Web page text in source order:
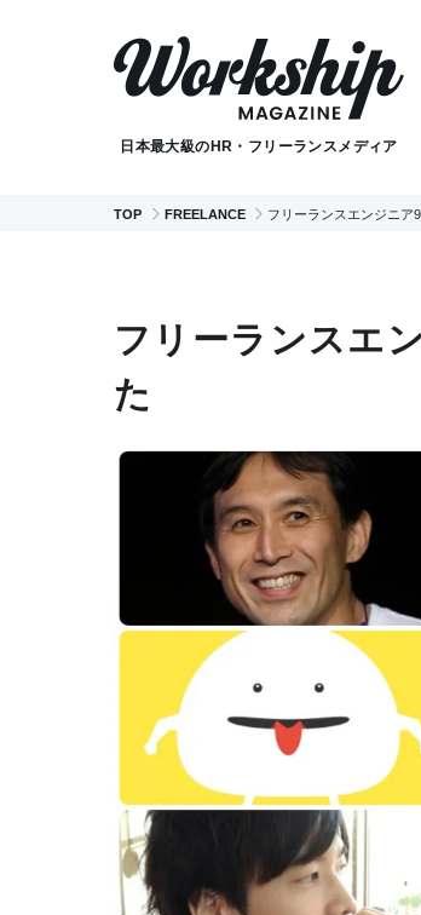
日本最大級のHR・フリーランスメディア
TOP FREELANCE フリーランスエンジニア
フリーランスエ
た